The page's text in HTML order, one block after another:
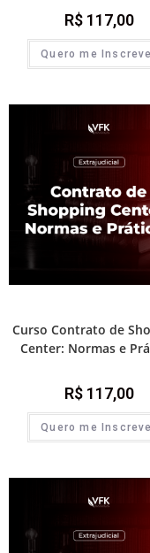
R$117,00
Quero me
Curso Contrato de
Center: Normas e
R$117,00
Quero me